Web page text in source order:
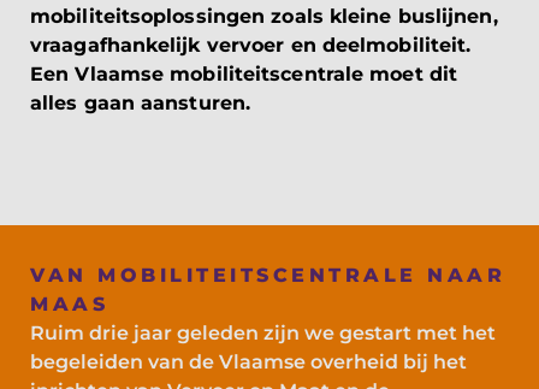
mobiliteitsoplossingen zoals kleine buslijnen,
vraagafhankelijk vervoer en deelmobiliteit.
Een Vlaamse mobiliteitscentrale moet dit
alles gaan aansturen.
VAN MOBILITEITSCENTRALE NAAR
MAAS
Ruim drie jaar geleden zijn we gestart met het
begeleiden van de Vlaamse overheid bij het